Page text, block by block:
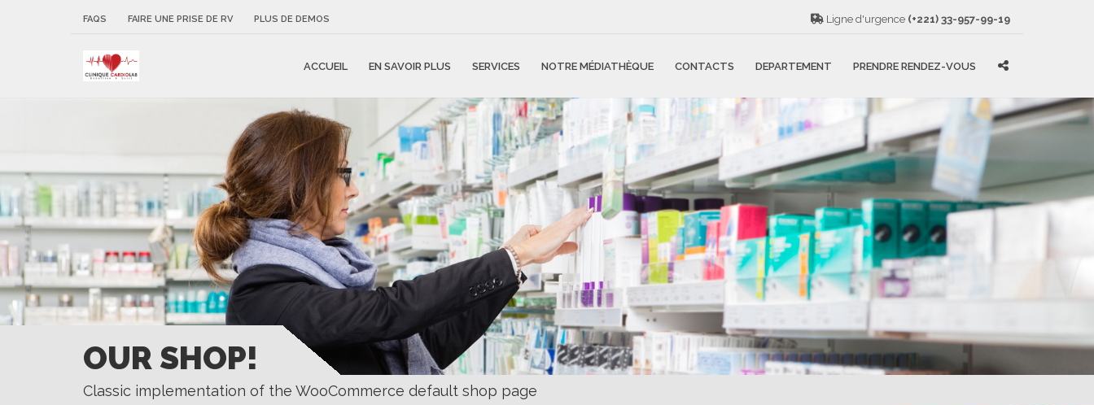
FAQS FAIRE UNE PRISE DE RV PLUS DE DEMOS Ligne d'urgence (+221) 33-957-99-19
ACCUEIL EN SAVOIR PLUS SERVICES NOTRE MÉDIATHÈQUE CONTACTS DEPARTEMENT PRENDRE RENDEZ-VOUS
OUR SHOP!
Classic implementation of the WooCommerce default shop page